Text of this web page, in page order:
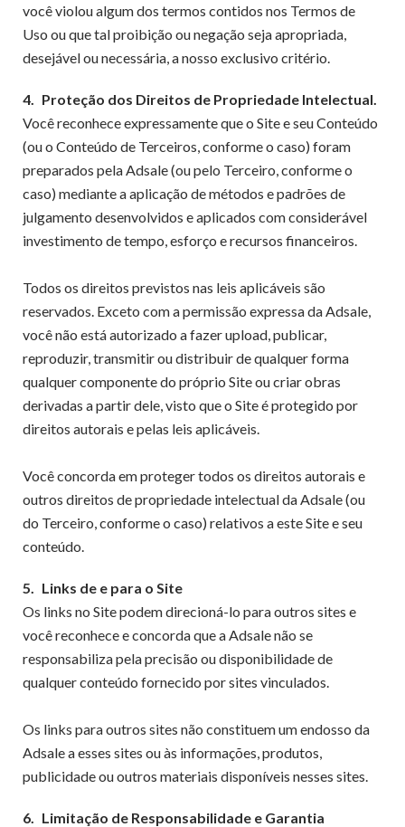
você violou algum dos termos contidos nos Termos de
Uso ou que tal proibição ou negação seja apropriada,
desejável ou necessária, a nosso exclusivo critério.
4. Proteção dos Direitos de Propriedade Intelectual.
Você reconhece expressamente que o Site e seu Conteúdo
(ou o Conteúdo de Terceiros, conforme o caso) foram
preparados pela Adsale (ou pelo Terceiro, conforme o
caso) mediante a aplicação de métodos e padrões de
julgamento desenvolvidos e aplicados com considerável
investimento de tempo, esforço e recursos financeiros.
Todos os direitos previstos nas leis aplicáveis ​​são
reservados. Exceto com a permissão expressa da Adsale,
você não está autorizado a fazer upload, publicar,
reproduzir, transmitir ou distribuir de qualquer forma
qualquer componente do próprio Site ou criar obras
derivadas a partir dele, visto que o Site é protegido por
direitos autorais e pelas leis aplicáveis.
Você concorda em proteger todos os direitos autorais e
outros direitos de propriedade intelectual da Adsale (ou
do Terceiro, conforme o caso) relativos a este Site e seu
conteúdo.
5. Links de e para o Site
Os links no Site podem direcioná-lo para outros sites e
você reconhece e concorda que a Adsale não se
responsabiliza pela precisão ou disponibilidade de
qualquer conteúdo fornecido por sites vinculados.
Os links para outros sites não constituem um endosso da
Adsale a esses sites ou às informações, produtos,
publicidade ou outros materiais disponíveis nesses sites.
6. Limitação de Responsabilidade e Garantia